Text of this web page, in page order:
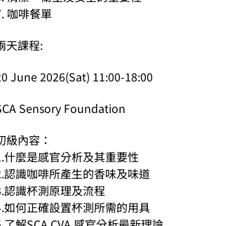
蘭架+杯
咖啡餐單
天課程:
June 2026(Sat) 11:00-18:00
Sensory Foundation
級內容：
什麼是感官分析及其重要性
認識咖啡所產生的香味及味道
認識杯測原理及流程
如何正確設置杯測所需的用具